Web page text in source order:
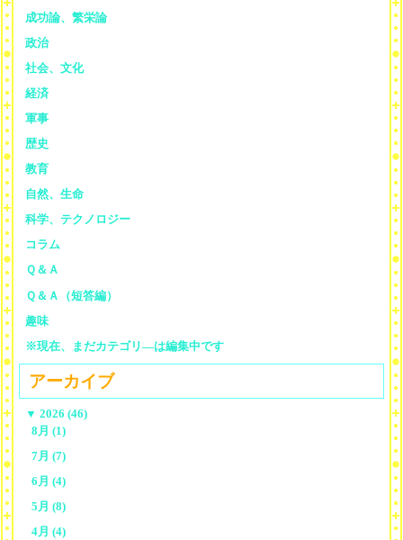
成功論、繁栄論
政治
社会、文化
経済
軍事
歴史
教育
自然、生命
科学、テクノロジー
コラム
Ｑ＆Ａ
Ｑ＆Ａ（短答編）
趣味
※現在、まだカテゴリ—は編集中です
アーカイブ
▼ 2026 (46)
8月 (1)
7月 (7)
6月 (4)
5月 (8)
4月 (4)